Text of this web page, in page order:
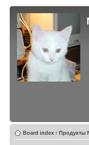
Board index ‹ Продукты